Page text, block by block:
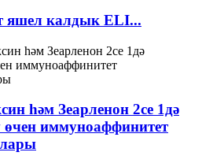
яшел калдык ELI...
һәм Зеарленон 2се 1дә
өчен иммуноаффинитет